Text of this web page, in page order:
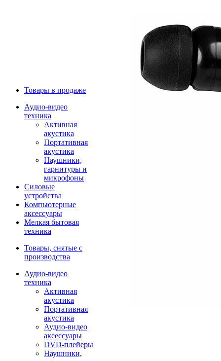
Товары в продаже
Аудио-видео
техника
Активная
акустика
Портативная
акустика
Наушники,
гарнитуры и
микрофоны
Силовые
устройства
Компьютерные
аксессуары
Мелкая бытовая
техника
Товары, снятые с
производства
Аудио-видео
техника
Активная
акустика
Портативная
акустика
Аудио-видео
аксессуары
DVD-плейеры
Наушники,